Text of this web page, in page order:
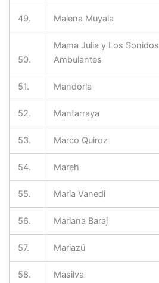
49. Malena Muyala
50.
Mama Julia y Los Sonidos
Ambulantes
51. Mandorla
52. Mantarraya
53. Marco Quiroz
54. Mareh
55. Maria Vanedi
56. Mariana Baraj
57. Mariazú
58. Masilva